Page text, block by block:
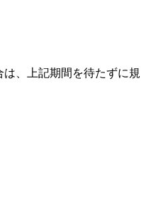
、上記期間を待たずに規